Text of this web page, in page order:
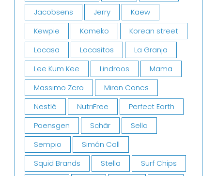
Jacobsens
Jerry
Kaew
Kewpie
Komeko
Korean street
Lacasa
Lacasitos
La Granja
Lee Kum Kee
Lindroos
Mama
Massimo Zero
Miran Cones
Nestlé
NutriFree
Perfect Earth
Poensgen
Schär
Sella
Sempio
Simón Coll
Squid Brands
Stella
Surf Chips